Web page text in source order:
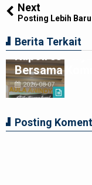
Next
Posting Lebih Baru
Berita Terkait
Kapolres
Bersama
2026-08-07
Posting